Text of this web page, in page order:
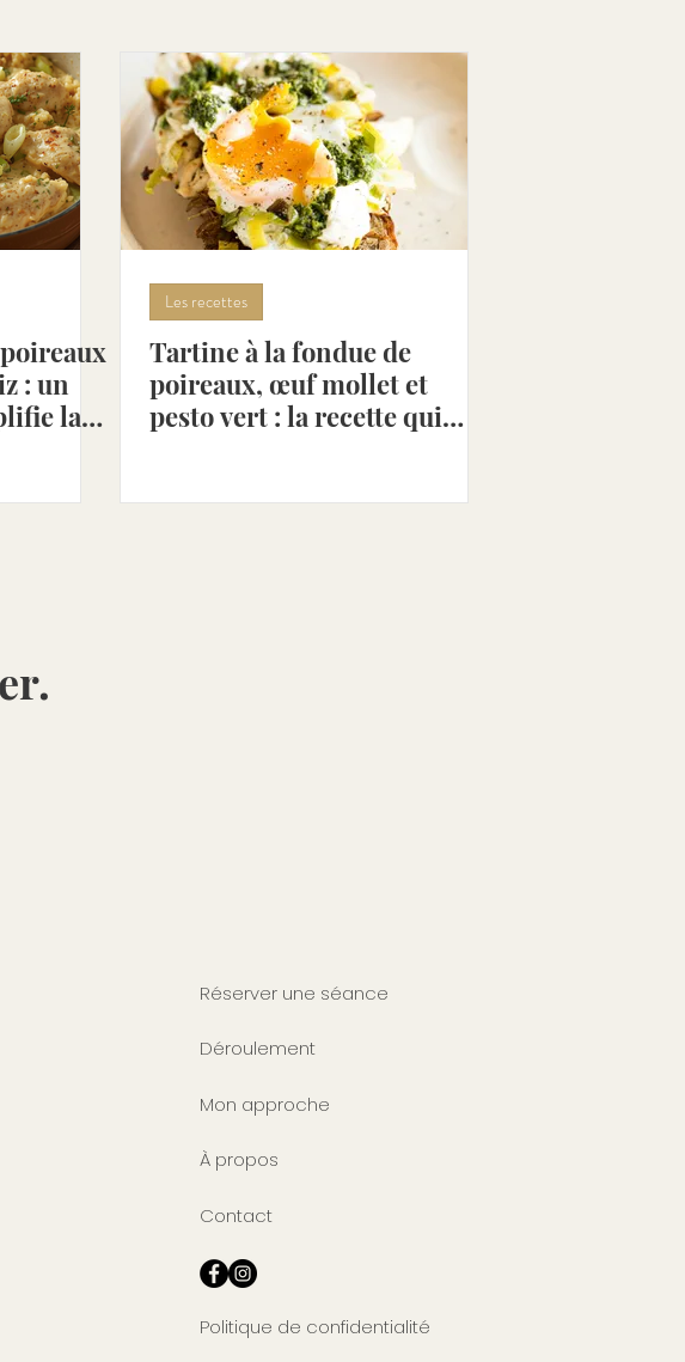
Saisons & Inspirations
Ananas [Déc - Mai]
Poivron [Avr- Aoû]
: un
la
Les recettes
Tartine à la fondue de
poireaux, œuf mollet et
pesto vert : la recette qui
Réserver une séance
Déroulement
Mon approche
À propos
Contact
Politique de confidentialité